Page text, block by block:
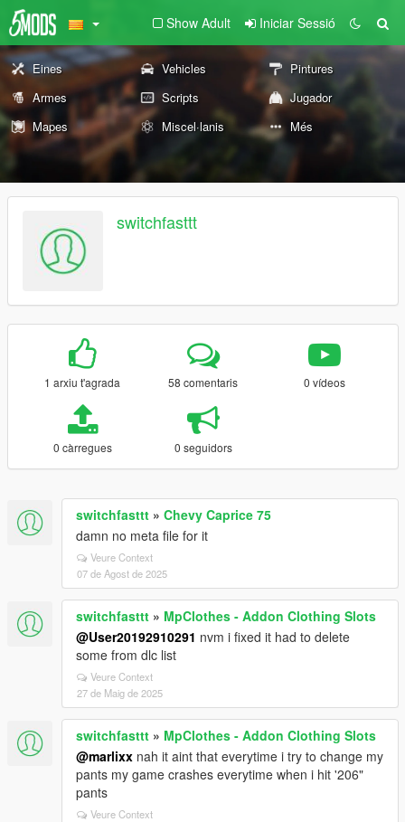
Show Adult Iniciar Sessió
Eines Vehicles
Pintures
Armes
Scripts
Jugador
Mapes
Miscel·lanis Més
switchfasttt
1 arxiu t'agrada 58 comentaris 0 vídeos
0 càrregues 0 seguidors
switchfasttt » Chevy Caprice 75
damn no meta file for it
Veure Context
07 de Agost de 2025
switchfasttt » MpClothes - Addon Clothing Slots
@User20192910291 nvm i fixed it had to delete
some from dlc list
Veure Context
27 de Maig de 2025
switchfasttt » MpClothes - Addon Clothing Slots
@marlixx nah it aint that everytime i try to change my
pants my game crashes everytime when i hit '206"
pants
Veure Context